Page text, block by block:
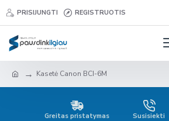
PRISIJUNGTI REGISTRUOTIS
Kasetė Canon BCI-6M
Greitas pristatymas Susisiekti